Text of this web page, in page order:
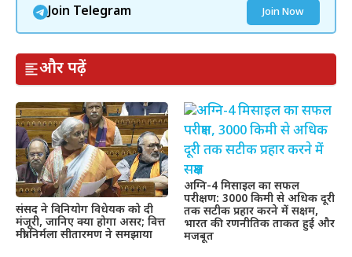
Join Telegram Join Now
और पढ़ें
संसद ने विनियोग विधेयक को दी
मंजूरी, जानिए क्या होगा असर; वित्त
मंत्री निर्मला सीतारमण ने समझाया
अग्नि-4 मिसाइल का सफल
परीक्षण: 3000 किमी से अधिक दूरी
तक सटीक प्रहार करने में सक्षम,
भारत की रणनीतिक ताकत हुई और
मजबूत